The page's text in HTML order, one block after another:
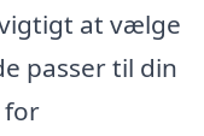
at vælge
passer til din
for